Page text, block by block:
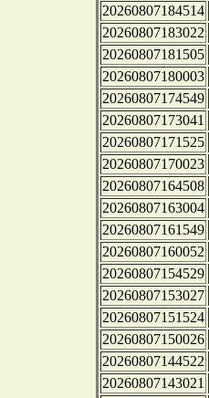
20260807184514
20260807183022
20260807181505
20260807180003
20260807174549
20260807173041
20260807171525
20260807170023
20260807164508
20260807163004
20260807161549
20260807160052
20260807154529
20260807153027
20260807151524
20260807150026
20260807144522
20260807143021